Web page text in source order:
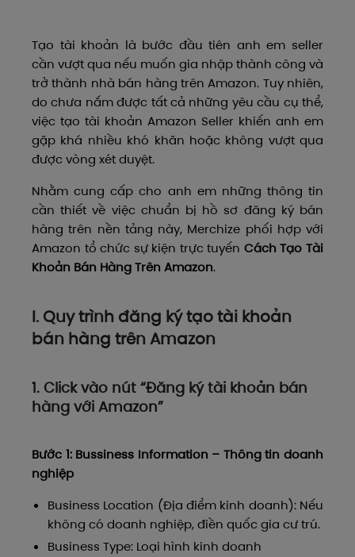
Tạo tài khoản là bước đầu tiên anh em seller
cần vượt qua nếu muốn gia nhập thành công và
trở thành nhà bán hàng trên Amazon. Tuy nhiên,
do chưa nắm được tất cả những yêu cầu cụ thể,
việc tạo tài khoản Amazon Seller khiến anh em
gặp khá nhiều khó khăn hoặc không vượt qua
được vòng xét duyệt.
Nhằm cung cấp cho anh em những thông tin
cần thiết về việc chuẩn bị hồ sơ đăng ký bán
hàng trên nền tảng này, Merchize phối hợp với
Amazon tổ chức sự kiện trực tuyến Cách Tạo Tài
Khoản Bán Hàng Trên Amazon.
I. Quy trình đăng ký tạo tài khoản
bán hàng trên Amazon
1. Click vào nút “Đăng ký tài khoản bán
hàng với Amazon”
Bước 1: Bussiness Information – Thông tin doanh
nghiệp
Business Location (Địa điểm kinh doanh): Nếu
không có doanh nghiệp, điền quốc gia cư trú.
Business Type: Loại hình kinh doanh